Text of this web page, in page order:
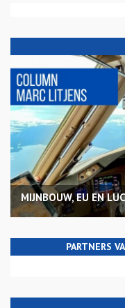
MIJNBOUW, EU EN
PARTNERS